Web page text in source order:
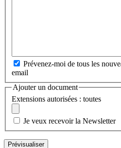
Prévenez-moi de tous les
email
Ajouter un document
Extensions autorisées : toutes
Je veux recevoir la Newsletter